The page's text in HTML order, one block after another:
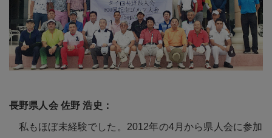
私もほぼ未経験でした。2012年の4月から県人会に参加